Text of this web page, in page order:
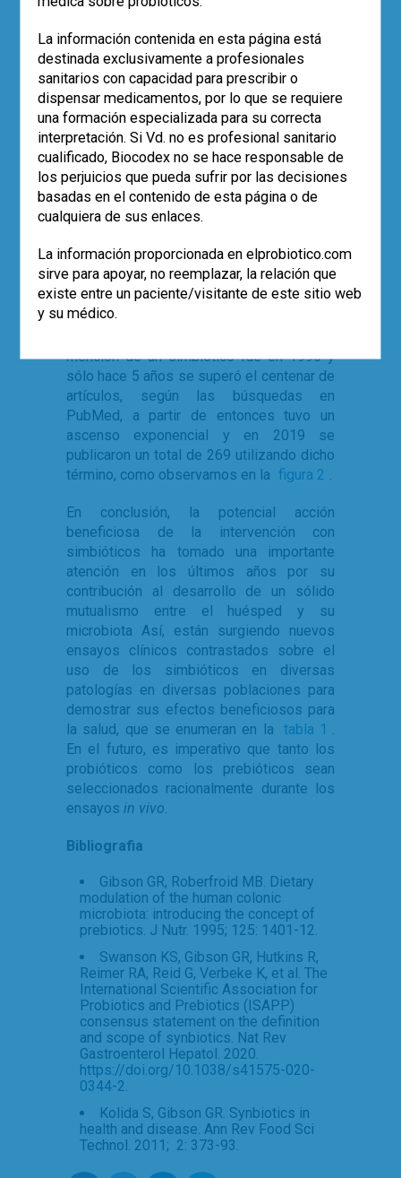
mecanismos de acción de las dos
categorías de simbióticos se presentan en
la figura 1 .
Es evidente que se está ampliando el
alcance de la aplicación de los simbióticos
tanto en la salud como en la enfermedad.
Sin embargo, el término «simbiótico»
puede que no sea, todavía, tan conocido
como el de probiótico y prebiótico, por
obstante, se encuentra en las etiquetas de
los productos, en los medios de
comunicación (páginas web, artículos de
prensa, etc.) y, por supuesto, en la
mención de un simbiótico fue en 1995 y
sólo hace 5 años se superó el centenar de
artículos, según las búsquedas en
PubMed, a partir de entonces tuvo un
ascenso exponencial y en 2019 se
publicaron un total de 269 utilizando dicho
término, como observamos en la figura 2 .
En conclusión, la potencial acción
beneficiosa de la intervención con
simbióticos ha tomado una importante
atención en los últimos años por su
contribución al desarrollo de un sólido
mutualismo entre el huésped y su
microbiota Así, están surgiendo nuevos
ensayos clínicos contrastados sobre el
uso de los simbióticos en diversas
patologías en diversas poblaciones para
demostrar sus efectos beneficiosos para
la salud, que se enumeran en la
tabla 1 .
En el futuro, es imperativo que tanto los
probióticos como los prebióticos sean
seleccionados racionalmente durante los
ensayos in vivo.
Bibliografia
Gibson GR, Roberfroid MB. Dietary
modulation of the human colonic
microbiota: introducing the concept of
prebiotics. J Nutr. 1995; 125: 1401-12.
Swanson KS, Gibson GR, Hutkins R,
Reimer RA, Reid G, Verbeke K, et al. The
International Scientific Association for
Probiotics and Prebiotics (ISAPP)
consensus statement on the definition
and scope of synbiotics. Nat Rev
Gastroenterol Hepatol. 2020.
https://doi.org/10.1038/s41575-020-
0344-2.
Kolida S, Gibson GR. Synbiotics in
health and disease. Ann Rev Food Sci
Technol. 2011; 2: 373-93.
La información contenida en esta página está
destinada exclusivamente a profesionales
sanitarios con capacidad para prescribir o
dispensar medicamentos, por lo que se requiere
una formación especializada para su correcta
interpretación. Si Vd. no es profesional sanitario
cualificado, Biocodex no se hace responsable de
los perjuicios que pueda sufrir por las decisiones
basadas en el contenido de esta página o de
cualquiera de sus enlaces.
La información proporcionada en elprobiotico.com
sirve para apoyar, no reemplazar, la relación que
existe entre un paciente/visitante de este sitio web
y su médico.